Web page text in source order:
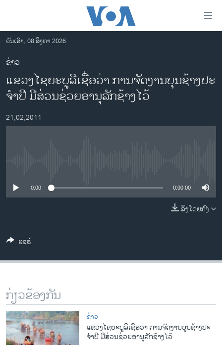
ເຂົ້າ
ຫາ
ຂ້າມ
ຂ້າມ
ຂ້າມ
ຫາ
ຊອກ
ອາເມຣິກາ
ການເລືອກຕັ້ງ ປະທານາທີບໍດີ ສະຫະລັດ 2024
ຂ່າວ​ຈີນ
ຊີວິດຊາວລາວ
ທຸລະກິດ
ພາສາອັງກິດ
ສຽງ
ລາຍການກະຈາຍສຽງ
ລາຍງານ
ຕິດຕາມພວກເຮົາ ທີ່
ວັນເສົາ, 08 ສິງຫາ 2026
ຂ່າວ
ແຂວງໄຊຍະບູລີເຊື່ອວ່າ ການຈັດງານບຸນຊ້າງປະ
ຈໍາປີ ມີສ່ວນຊ່ວຍອານຸລັກຊ້າງໄວ້
21,02,2011
0:00 0:00:00
ລິງໂດຍກົງ
ແຊຣ໌
ກ່ຽວຂ້ອງກັນ
ຂ່າວ
ແຂວງໄຊຍະບູລີເຊື່ອວ່າ ການຈັດງານບຸນຊ້າງປະ
ຈໍາປີ ມີສ່ວນຊ່ວຍອານຸລັກຊ້າງໄວ້